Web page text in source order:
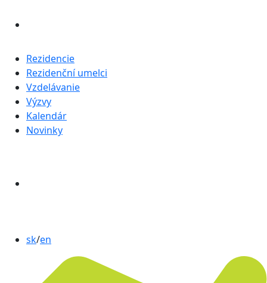
Rezidencie
Rezidenční umelci
Vzdelávanie
Výzvy
Kalendár
Novinky
sk/en